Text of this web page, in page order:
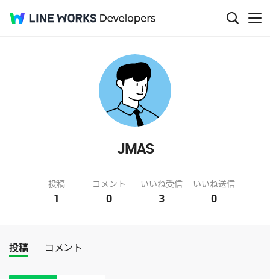
JMAS
投稿
1
コメント
0
いいね受信
3
いいね送信
0
投稿 コメント